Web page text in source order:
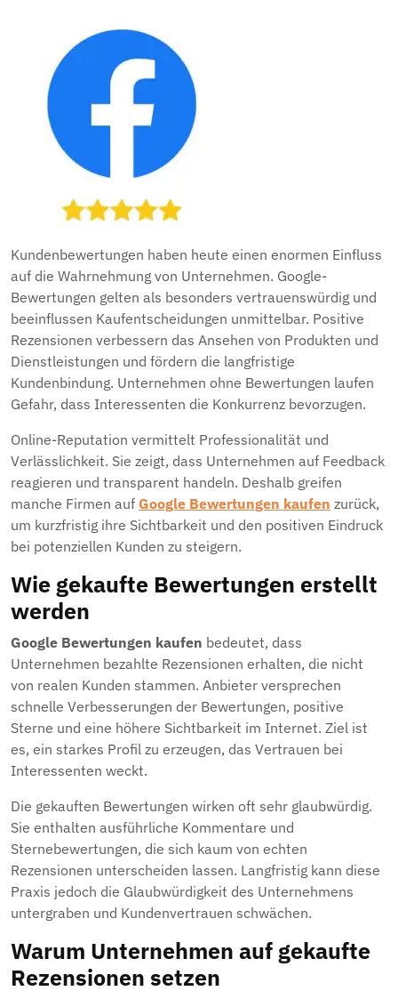
2026
Kundenbewertungen haben heute einen enormen Einfluss
auf die Wahrnehmung von Unternehmen. Google-
Bewertungen gelten als besonders vertrauenswürdig und
beeinflussen Kaufentscheidungen unmittelbar. Positive
Rezensionen verbessern das Ansehen von Produkten und
Dienstleistungen und fördern die langfristige
Kundenbindung. Unternehmen ohne Bewertungen laufen
Gefahr, dass Interessenten die Konkurrenz bevorzugen.
Online-Reputation vermittelt Professionalität und
Verlässlichkeit. Sie zeigt, dass Unternehmen auf Feedback
reagieren und transparent handeln. Deshalb greifen
manche Firmen auf Google Bewertungen kaufen zurück,
um kurzfristig ihre Sichtbarkeit und den positiven Eindruck
bei potenziellen Kunden zu steigern.
Wie gekaufte Bewertungen erstellt
werden
Google Bewertungen kaufen bedeutet, dass
Unternehmen bezahlte Rezensionen erhalten, die nicht
von realen Kunden stammen. Anbieter versprechen
schnelle Verbesserungen der Bewertungen, positive
Sterne und eine höhere Sichtbarkeit im Internet. Ziel ist
es, ein starkes Profil zu erzeugen, das Vertrauen bei
Interessenten weckt.
Die gekauften Bewertungen wirken oft sehr glaubwürdig.
Sie enthalten ausführliche Kommentare und
Sternebewertungen, die sich kaum von echten
Rezensionen unterscheiden lassen. Langfristig kann diese
Praxis jedoch die Glaubwürdigkeit des Unternehmens
untergraben und Kundenvertrauen schwächen.
Warum Unternehmen auf gekaufte
Rezensionen setzen